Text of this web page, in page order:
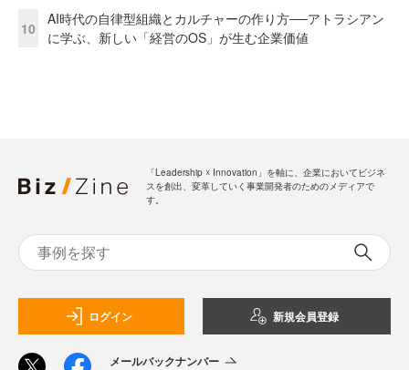
10
AI時代の自律型組織とカルチャーの作り方──アトラシアン
に学ぶ、新しい「経営のOS」が生む企業価値
「Leadership ☓ Innovation」を軸に、企業においてビジネ
スを創出、変革していく事業開発者のためのメディアで
す。
ログイン 新規会員登録
メールバックナンバー